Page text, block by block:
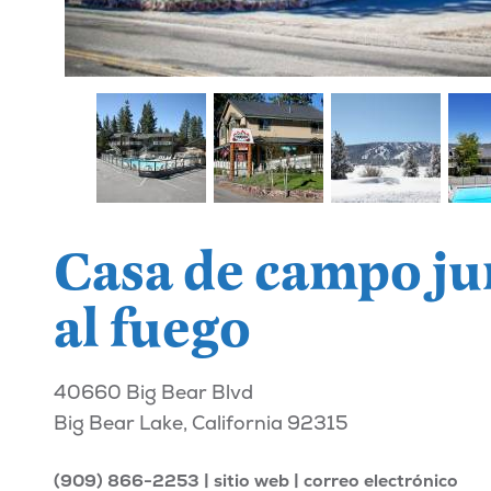
Casa de campo
al fuego
40660 Big Bear Blvd
Big Bear Lake, California 92315
(909) 866-2253 sitio web correo electrónico